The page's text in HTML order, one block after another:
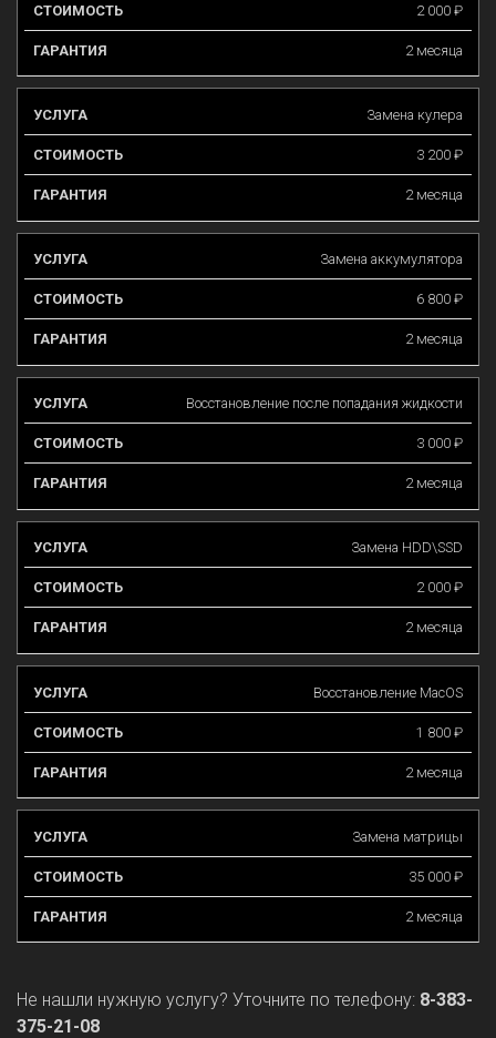
2 000 ₽
2 месяца
Замена кулера
3 200 ₽
2 месяца
Замена аккумулятора
6 800 ₽
2 месяца
Восстановление после попадания жидкости
3 000 ₽
2 месяца
Замена HDD\SSD
2 000 ₽
2 месяца
Восстановление MacOS
1 800 ₽
2 месяца
Замена матрицы
35 000 ₽
2 месяца
Не нашли нужную услугу? Уточните по телефону: 8-383-
375-21-08